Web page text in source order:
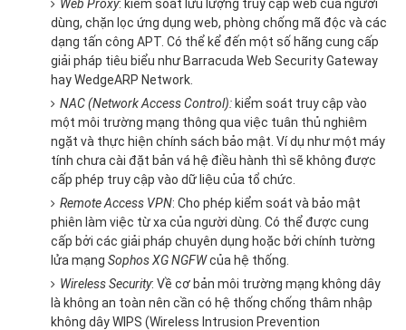
Web Proxy: kiểm soát lưu lượng truy cập web của người
dùng, chặn lọc ứng dụng web, phòng chống mã độc và các
dạng tấn công APT. Có thể kể đến một số hãng cung cấp
giải pháp tiêu biểu như Barracuda Web Security Gateway
hay WedgeARP Network.
NAC (Network Access Control): kiểm soát truy cập vào
một môi trường mạng thông qua việc tuân thủ nghiêm
ngặt và thực hiện chính sách bảo mật. Ví dụ như một máy
tính chưa cài đặt bản vá hệ điều hành thì sẽ không được
cấp phép truy cập vào dữ liệu của tổ chức.
Remote Access VPN: Cho phép kiểm soát và bảo mật
phiên làm việc từ xa của người dùng. Có thể được cung
cấp bởi các giải pháp chuyên dụng hoặc bởi chính tường
lửa mạng Sophos XG NGFWcủa hệ thống.
Wireless Security: Về cơ bản môi trường mạng không dây
là không an toàn nên cần có hệ thống chống thâm nhập
không dây WIPS (Wireless Intrusion Prevention